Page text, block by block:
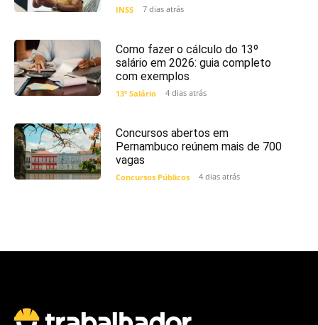
INSS 7 dias atrás
Como fazer o cálculo do 13º
salário em 2026: guia completo
com exemplos
13º Salário 4 dias atrás
Concursos abertos em
Pernambuco reúnem mais de 700
vagas
Concursos Públicos 4 dias atrás